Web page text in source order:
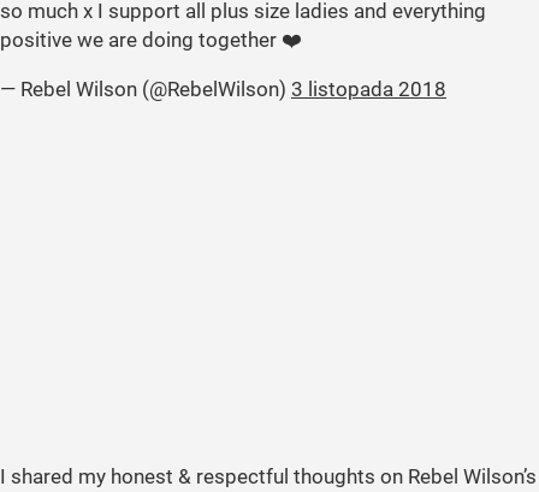
so much x I support all plus size ladies and everything
positive we are doing together ❤️
— Rebel Wilson (@RebelWilson) 3 listopada 2018
I shared my honest & respectful thoughts on Rebel Wilson’s